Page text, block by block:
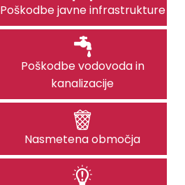
Poškodbe javne infrastrukture
Poškodbe vodovoda in
kanalizacije
Nasmetena območja